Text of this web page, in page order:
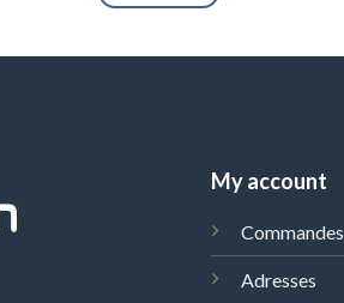
My account
Commandes
Adresses